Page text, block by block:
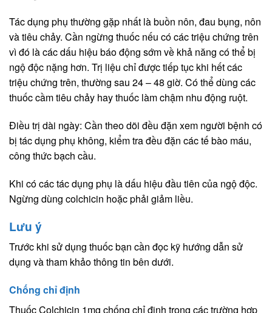
Tác dụng phụ thường gặp nhất là buồn nôn, đau bụng, nôn
và tiêu chảy. Cần ngừng thuốc nếu có các triệu chứng trên
vì đó là các dấu hiệu báo động sớm về khả năng có thể bị
ngộ độc nặng hơn. Trị liệu chỉ được tiếp tục khi hết các
triệu chứng trên, thường sau 24 – 48 giờ. Có thể dùng các
thuốc cầm tiêu chảy hay thuốc làm chậm nhu động ruột.
Điều trị dài ngày: Cần theo dõi đều đặn xem người bệnh có
bị tác dụng phụ không, kiểm tra đều đặn các tế bào máu,
công thức bạch cầu.
Khi có các tác dụng phụ là dấu hiệu đầu tiên của ngộ độc.
Ngừng dùng colchicin hoặc phải giảm liều.
Lưu ý
Trước khi sử dụng thuốc bạn cần đọc kỹ hướng dẫn sử
dụng và tham khảo thông tin bên dưới.
Chống chỉ định
Thuốc Colchicin 1mg chống chỉ định trong các trường hợp